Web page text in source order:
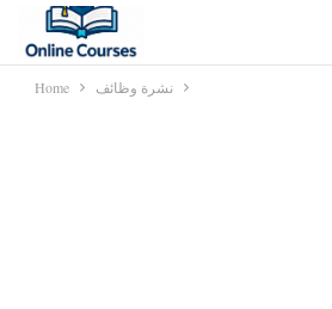
Home نشرة وظائف